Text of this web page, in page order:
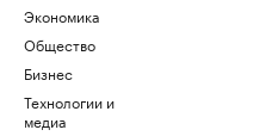
Экономика
Общество
Бизнес
Технологии и
медиа